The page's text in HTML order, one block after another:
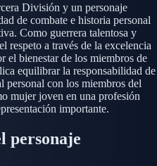
División y un personaje
de combate e historia personal
Como guerrera talentosa y
respeto a través de la excelencia
el bienestar de los miembros de
equilibrar la responsabilidad de
personal con los miembros del
mujer joven en una profesión
importante.
personaje